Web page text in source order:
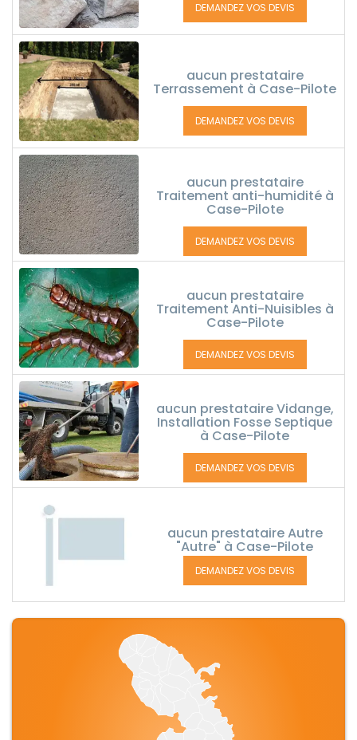
DEMANDEZ VOS DEVIS
aucun prestataire
Terrassement à Case-Pilote
DEMANDEZ VOS DEVIS
aucun prestataire
Traitement anti-humidité à
Case-Pilote
DEMANDEZ VOS DEVIS
aucun prestataire
Traitement Anti-Nuisibles à
Case-Pilote
DEMANDEZ VOS DEVIS
aucun prestataire Vidange,
Installation Fosse Septique
à Case-Pilote
DEMANDEZ VOS DEVIS
aucun prestataire Autre
"Autre" à Case-Pilote
DEMANDEZ VOS DEVIS